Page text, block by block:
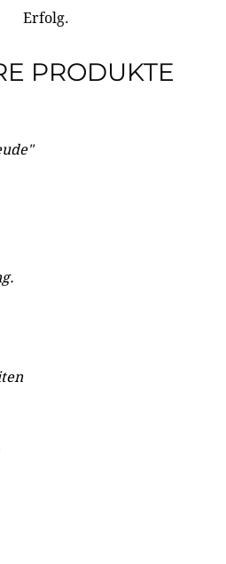
Erfolg.
PRODUKTE